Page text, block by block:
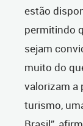
estão
permitindo
sejam
muito do
valorizam a
turismo,